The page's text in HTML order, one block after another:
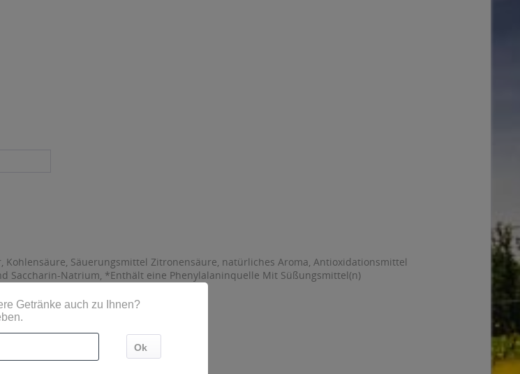
Kohlensäure, Säuerungsmittel Zitronensäure, natürliches Aroma, Antioxidationsmittel
Saccharin-Natrium, *Enthält eine Phenylalaninquelle Mit Süßungsmittel(n)
besonders hervorgehoben